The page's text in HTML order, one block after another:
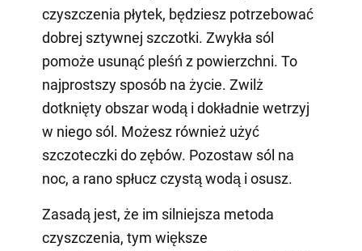
czyszczenia płytek, będziesz potrzebować
dobrej sztywnej szczotki. Zwykła sól
pomoże usunąć pleśń z powierzchni. To
najprostszy sposób na życie. Zwilż
dotknięty obszar wodą i dokładnie wetrzyj
w niego sól. Możesz również użyć
szczoteczki do zębów. Pozostaw sól na
noc, a rano spłucz czystą wodą i osusz.
Zasadą jest, że im silniejsza metoda
czyszczenia, tym większe